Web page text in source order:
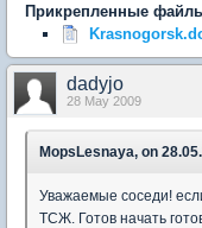
Прикрепленные
dadyjo
28 May 2009
MopsLesnaya, on
Уважаемые соседи!
ТСЖ. Готов начать